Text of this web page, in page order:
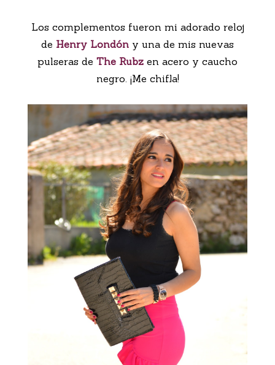
Los complementos fueron mi adorado reloj
de Henry Londón y una de mis nuevas
pulseras de The Rubz en acero y caucho
negro. ¡Me chifla!